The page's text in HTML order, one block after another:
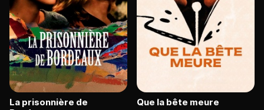
La prisonnière de
Que la bête meure